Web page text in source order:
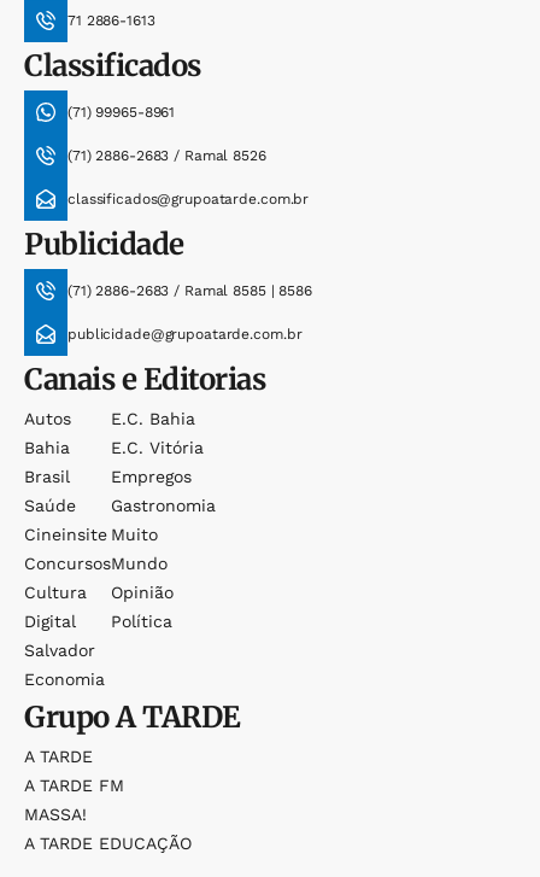
71 2886-1613
Classificados
(71) 99965-8961
(71) 2886-2683 / Ramal 8526
classificados@grupoatarde.com.br
Publicidade
(71) 2886-2683 / Ramal 8585 | 8586
publicidade@grupoatarde.com.br
Canais e Editorias
Autos
Bahia
Brasil
Saúde
Cineinsite
Concursos
Cultura
Digital
Salvador
Economia
E.c. Bahia
E.c. Vitória
Empregos
Gastronomia
Muito
Mundo
Opinião
Política
GrupoA TARDE
A TARDE
A TARDE FM
MASSA!
A TARDE EDUCAÇÃO